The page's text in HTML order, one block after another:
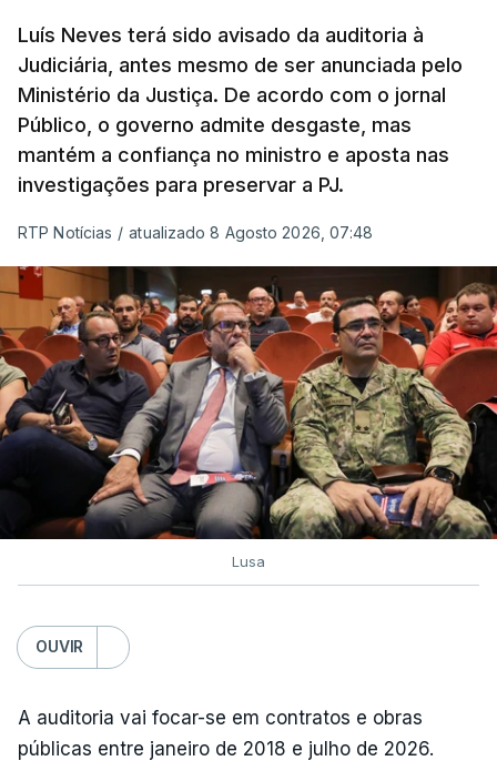
Luís Neves terá sido avisado da auditoria à
Judiciária, antes mesmo de ser anunciada pelo
Ministério da Justiça. De acordo com o jornal
Público, o governo admite desgaste, mas
mantém a confiança no ministro e aposta nas
investigações para preservar a PJ.
RTP Notícias / atualizado 8 Agosto 2026, 07:48
Lusa
OUVIR
A auditoria vai focar-se em contratos e obras
públicas entre janeiro de 2018 e julho de 2026.